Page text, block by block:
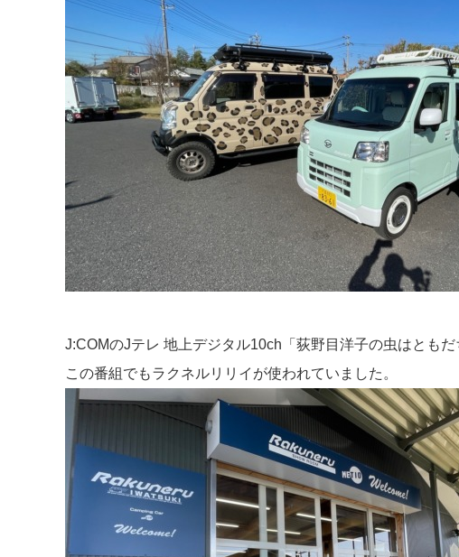
J:COMのJテレ 地上デジタル10ch「荻野目洋子の虫はともだ
この番組でもラクネルリリイが使われていました。